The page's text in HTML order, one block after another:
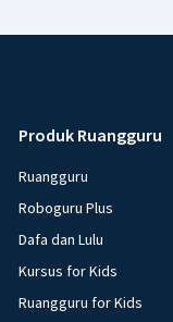
Produk Ruangguru
Ruangguru
Roboguru Plus
Dafa dan Lulu
Kursus for Kids
Ruangguru for Kids